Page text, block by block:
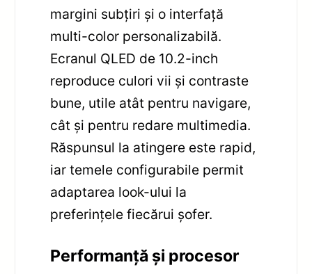
margini subțiri și o interfață
multi-color personalizabilă.
Ecranul QLED de 10.2-inch
reproduce culori vii și contraste
bune, utile atât pentru navigare,
cât și pentru redare multimedia.
Răspunsul la atingere este rapid,
iar temele configurabile permit
adaptarea look-ului la
preferințele fiecărui șofer.
Performanță și procesor